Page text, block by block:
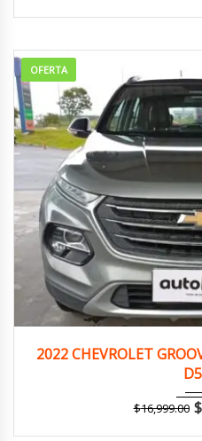
OFERTA
2022 CHEVROLET
$16,999.00 $